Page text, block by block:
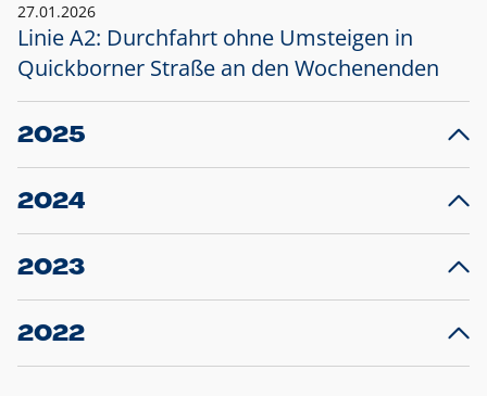
27.01.2026
Linie A2: Durchfahrt ohne Umsteigen in
Quickborner Straße an den Wochenenden
2025
23.12.2025
Projekt S5: Start der Bauarbeiten am
2024
10.12.2024
Großprojekt S5: Sperrung der Bahnstraße in
2023
20.12.2023
Schleswig-Holstein verlängert den
2022
22.12.2022